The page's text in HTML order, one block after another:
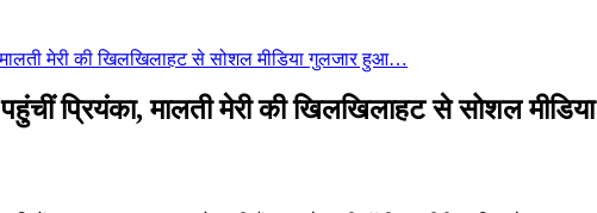
मेरी की खिलखिलाहट से सोशल मीडिया गुलजार हुआ…
प्रियंका, मालती मेरी की खिलखिलाहट से सोशल